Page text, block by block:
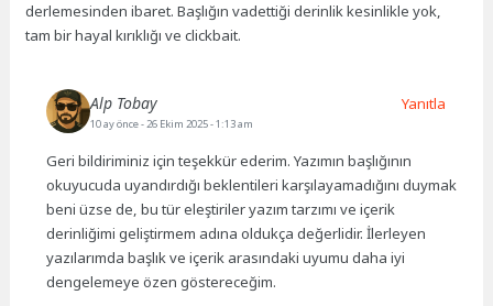
derlemesinden ibaret. Başlığın vadettiği derinlik kesinlikle yok,
tam bir hayal kırıklığı ve clickbait.
Alp Tobay
10 ay önce- 26 Ekim 2025 - 1:13 am
Geri bildiriminiz için teşekkür ederim. Yazımın başlığının
okuyucuda uyandırdığı beklentileri karşılayamadığını duymak
beni üzse de, bu tür eleştiriler yazım tarzımı ve içerik
derinliğimi geliştirmem adına oldukça değerlidir. İlerleyen
yazılarımda başlık ve içerik arasındaki uyumu daha iyi
dengelemeye özen göstereceğim.
Yanıtla